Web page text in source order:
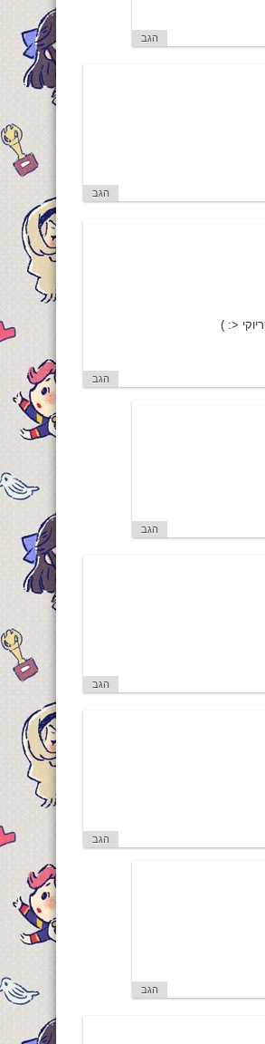
הגב
הגב
הגב
הגב
הגב
הגב
הגב